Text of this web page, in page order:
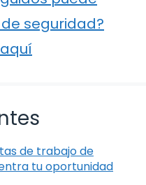
seguridad?
de trabajo de
tu oportunidad